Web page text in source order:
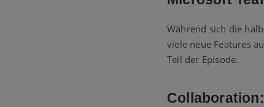
Während sich die
viele neue Features
Teil der Episode.